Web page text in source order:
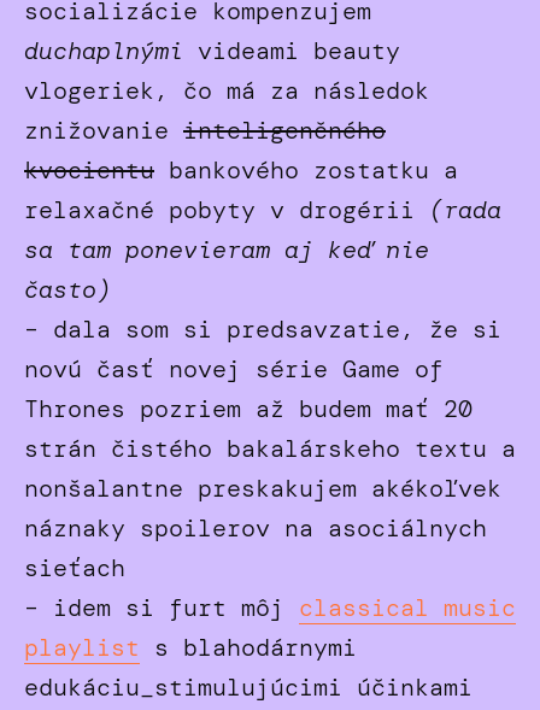
socializácie kompenzujem
duchaplnými videami beauty
vlogeriek, čo má za následok
znižovanie inteligenčného
kvocientu bankového zostatku a
relaxačné pobyty v drogérii
(rada
sa tam ponevieram aj keď nie
často)
– dala som si predsavzatie, že si
novú časť novej série Game of
Thrones pozriem až budem mať 20
strán čistého bakalárskeho textu a
nonšalantne preskakujem akékoľvek
náznaky spoilerov na asociálnych
sieťach
– idem si furt môj classical music
playlist s blahodárnymi
edukáciu_stimulujúcimi účinkami